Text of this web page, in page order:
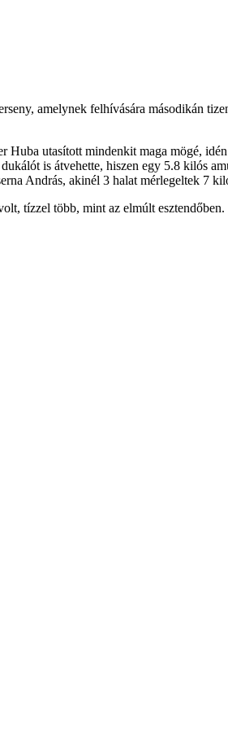
amelynek felhívására másodikán
utasított mindenkit maga mögé,
is átvehette, hiszen egy 5.8 kilós
András, akinél 3 halat mérlegeltek 7
tízzel több, mint az elmúlt esztendőben.